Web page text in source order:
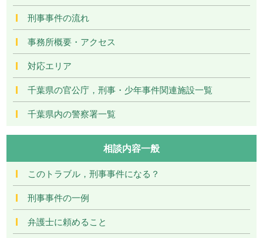
刑事事件の流れ
事務所概要・アクセス
対応エリア
千葉県の官公庁，刑事・少年事件関連施設一覧
千葉県内の警察署一覧
相談内容一般
このトラブル，刑事事件になる？
刑事事件の一例
弁護士に頼めること